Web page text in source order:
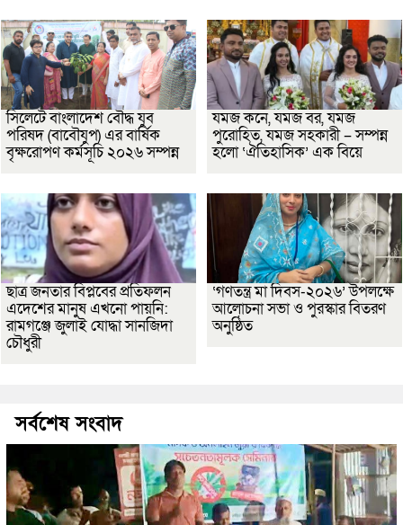
সিলেটে বাংলাদেশ বৌদ্ধ যুব
পরিষদ (বাবৌযুপ) এর বার্ষিক
বৃক্ষরোপণ কর্মসূচি ২০২৬ সম্পন্ন
যমজ কনে, যমজ বর, যমজ
পুরোহিত, যমজ সহকারী – সম্পন্ন
হলো ‘ঐতিহাসিক’ এক বিয়ে
ছাত্র জনতার বিপ্লবের প্রতিফলন
এদেশের মানুষ এখনো পায়নি:
রামগঞ্জে জুলাই যোদ্ধা সানজিদা
চৌধুরী
‘গণতন্ত্র মা দিবস-২০২৬’ উপলক্ষে
আলোচনা সভা ও পুরস্কার বিতরণ
অনুষ্ঠিত
সর্বশেষ সংবাদ